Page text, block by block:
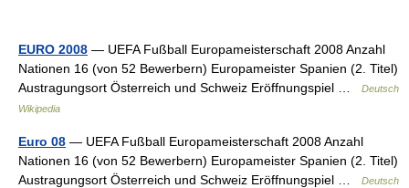
EURO 2008 — UEFA Fußball Europameisterschaft 2008 Anzahl
Nationen 16 (von 52 Bewerbern) Europameister Spanien (2. Titel)
Austragungsort Österreich und Schweiz Eröffnungspiel …
Deutsch
Wikipedia
Euro 08 — UEFA Fußball Europameisterschaft 2008 Anzahl
Nationen 16 (von 52 Bewerbern) Europameister Spanien (2. Titel)
Austragungsort Österreich und Schweiz Eröffnungspiel …
Deutsch